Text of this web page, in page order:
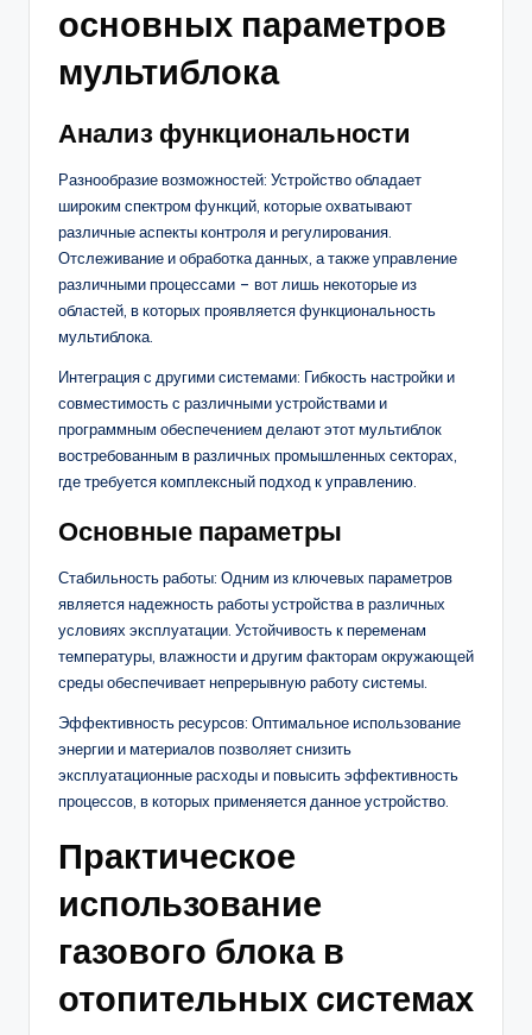
основных параметров
мультиблока
Анализ функциональности
Разнообразие возможностей: Устройство обладает
широким спектром функций, которые охватывают
различные аспекты контроля и регулирования.
Отслеживание и обработка данных, а также управление
различными процессами – вот лишь некоторые из
областей, в которых проявляется функциональность
мультиблока.
Интеграция с другими системами: Гибкость настройки и
совместимость с различными устройствами и
программным обеспечением делают этот мультиблок
востребованным в различных промышленных секторах,
где требуется комплексный подход к управлению.
Основные параметры
Стабильность работы: Одним из ключевых параметров
является надежность работы устройства в различных
условиях эксплуатации. Устойчивость к переменам
температуры, влажности и другим факторам окружающей
среды обеспечивает непрерывную работу системы.
Эффективность ресурсов: Оптимальное использование
энергии и материалов позволяет снизить
эксплуатационные расходы и повысить эффективность
процессов, в которых применяется данное устройство.
Практическое
использование
газового блока в
отопительных системах